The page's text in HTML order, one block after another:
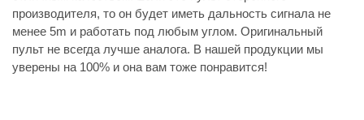
производителя, то он будет иметь дальность сигнала не
менее 5m и работать под любым углом. Оригинальный
пульт не всегда лучше аналога. В нашей продукции мы
уверены на 100% и она вам тоже понравится!